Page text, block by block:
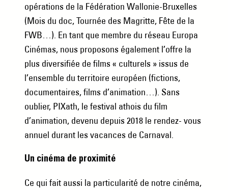
opérations de la Fédération Wallonie-Bruxelles
(Mois du doc, Tournée des Magritte, Fête de la
FWB…). En tant que membre du réseau Europa
Cinémas, nous proposons également l’offre la
plus diversifiée de films « culturels » issus de
l’ensemble du territoire européen (fictions,
documentaires, films d’animation…). Sans
oublier, PIXath, le festival athois du film
d’animation, devenu depuis 2018 le rendez- vous
annuel durant les vacances de Carnaval.
Un cinéma de proximité
Ce qui fait aussi la particularité de notre cinéma,